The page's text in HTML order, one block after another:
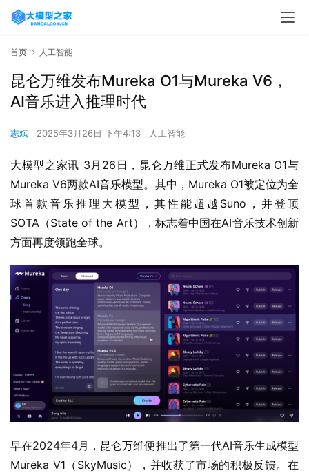
首页 人工智能
昆仑万维发布Mureka O1与Mureka V6，
AI音乐进入推理时代
志斌 2025年3月26日 下午4:13 人工智能
大模型之家讯 3月26日，昆仑万维正式发布Mureka O1与
Mureka V6两款AI音乐模型。其中，Mureka O1被定位为全
球首款音乐推理大模型，其性能超越Suno，并登顶
SOTA（State of the Art），标志着中国在AI音乐技术创新
方面再度领跑全球。
早在2024年4月，昆仑万维便推出了第一代AI音乐生成模型
Mureka V1（SkyMusic），并收获了市场的积极反馈。在